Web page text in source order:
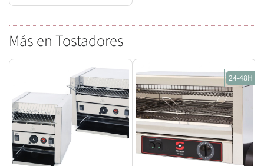
Más en Tostadores
24-48H